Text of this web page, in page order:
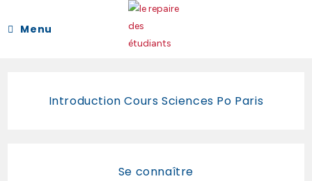
Menu
Introduction Cours Sciences Po Paris
Se connaître